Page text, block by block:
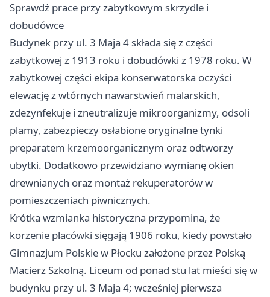
Sprawdź prace przy zabytkowym skrzydle i
dobudówce
Budynek przy ul. 3 Maja 4 składa się z części
zabytkowej z 1913 roku i dobudówki z 1978 roku. W
zabytkowej części ekipa konserwatorska oczyści
elewację z wtórnych nawarstwień malarskich,
zdezynfekuje i zneutralizuje mikroorganizmy, odsoli
plamy, zabezpieczy osłabione oryginalne tynki
preparatem krzemoorganicznym oraz odtworzy
ubytki. Dodatkowo przewidziano wymianę okien
drewnianych oraz montaż rekuperatorów w
pomieszczeniach piwnicznych.
Krótka wzmianka historyczna przypomina, że
korzenie placówki sięgają 1906 roku, kiedy powstało
Gimnazjum Polskie w Płocku założone przez Polską
Macierz Szkolną. Liceum od ponad stu lat mieści się w
budynku przy ul. 3 Maja 4; wcześniej pierwsza